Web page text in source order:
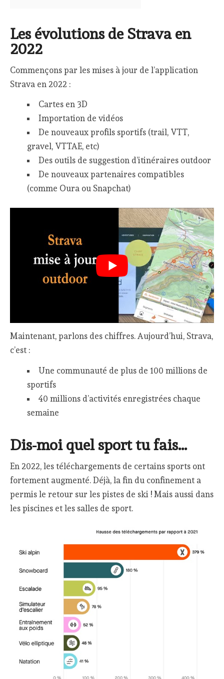
Les évolutions de Strava en
2022
Commençons par les mises à jour de l’application
Strava en 2022 :
Cartes en 3D
Importation de vidéos
De nouveaux profils sportifs (trail, VTT,
gravel, VTTAE, etc)
Des outils de suggestion d’itinéraires outdoor
De nouveaux partenaires compatibles
(comme Oura ou Snapchat)
Maintenant, parlons des chiffres. Aujourd’hui, Strava,
c’est :
Une communauté de plus de 100 millions de
sportifs
40 millions d’activités enregistrées chaque
semaine
Dis-moi quel sport tu fais…
En 2022, les téléchargements de certains sports ont
fortement augmenté. Déjà, la fin du confinement a
permis le retour sur les pistes de ski ! Mais aussi dans
les piscines et les salles de sport.